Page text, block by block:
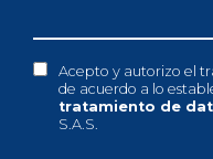
Acepto y autorizo el
de acuerdo a lo
tratamiento de
S.A.S.